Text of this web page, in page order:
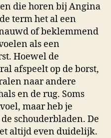
die horen bij Angina
term het al een
of beklemmend
als een
Hoewel de
afspeelt op de borst,
naar andere
en de rug. Soms
maar heb je
schouderbladen. De
altijd even duidelijk.